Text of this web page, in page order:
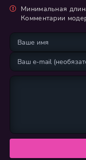
Минимальная
Комментарии